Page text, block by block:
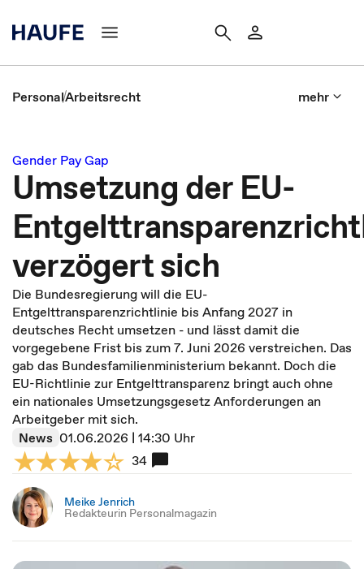
PersonalArbeitsrecht mehr
Gender Pay Gap
Umsetzung der EU-
verzögert sich
Die Bundesregierung will die EU-
Entgelttransparenzrichtlinie bis Anfang 2027 in
deutsches Recht umsetzen - und lässt damit die
vorgegebene Frist bis zum 7. Juni 2026 verstreichen. Das
gab das Bundesfamilienministerium bekannt. Doch die
EU-Richtlinie zur Entgelttransparenz bringt auch ohne
ein nationales Umsetzungsgesetz Anforderungen an
Arbeitgeber mit sich.
News 01.06.2026 | 14:30 Uhr
34
Meike Jenrich
Redakteurin Personalmagazin